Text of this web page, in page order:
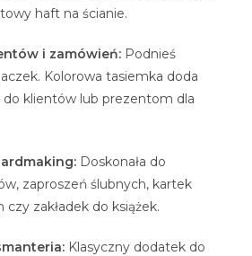
haft na ścianie.
i zamówień: Podnieś
Kolorowa tasiemka doda
do klientów lub prezentom dla
Doskonała do
zaproszeń ślubnych, kartek
zakładek do książek.
Klasyczny dodatek do